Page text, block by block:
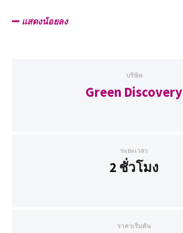
แสดงน้อยลง
บริษัท
Green Discovery
ระยะเวลา
2 ชั่วโมง
ราคาเริ่มต้น